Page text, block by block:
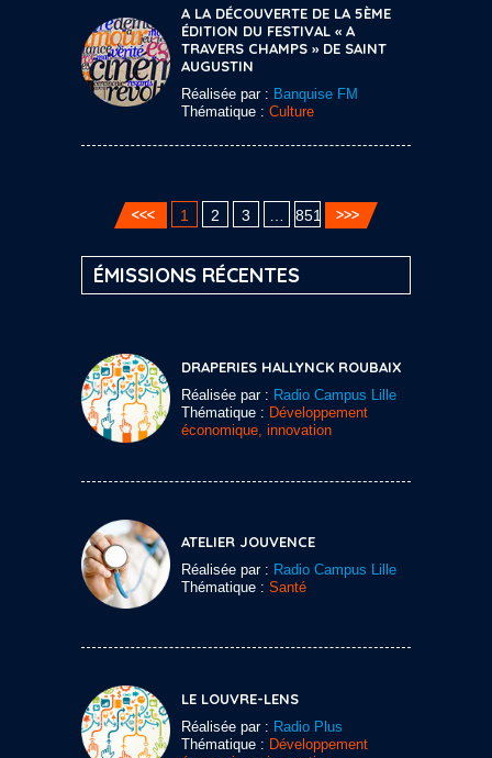
A LA DÉCOUVERTE DE LA 5ÈME
ÉDITION DU FESTIVAL « A
TRAVERS CHAMPS » DE SAINT
AUGUSTIN
Réalisée par : Banquise FM
Thématique : Culture
1 2 3 851
ÉMISSIONS RÉCENTES
DRAPERIES HALLYNCK ROUBAIX
Réalisée par : Radio Campus Lille
Thématique : Développement
économique, innovation
ATELIER JOUVENCE
Réalisée par : Radio Campus Lille
Thématique : Santé
LE LOUVRE-LENS
Réalisée par : Radio Plus
Thématique : Développement